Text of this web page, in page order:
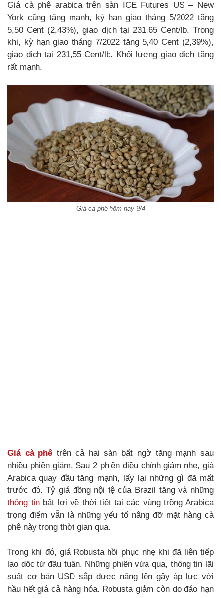
Giá cà phê arabica trên sàn ICE Futures US – New
York cũng tăng mạnh, kỳ hạn giao tháng 5/2022 tăng
5,50 Cent (2,43%), giao dịch tại 231,65 Cent/lb. Trong
khi, kỳ hạn giao tháng 7/2022 tăng 5,40 Cent (2,39%),
giao dịch tại 231,55 Cent/lb. Khối lượng giao dịch tăng
rất mạnh.
Giá cà phê hôm nay 9/4
Giá cà phê trên cả hai sàn bất ngờ tăng mạnh sau
nhiều phiên giảm. Sau 2 phiên điều chỉnh giảm nhẹ, giá
Arabica quay đầu tăng mạnh, lấy lại những gì đã mất
trước đó. Tỷ giá đồng nội tệ của Brazil tăng và những
thông tinbất lợi về thời tiết tại các vùng trồng Arabica
trọng điểm vẫn là những yếu tố nâng đỡ mặt hàng cà
phê này trong thời gian qua.
Trong khi đó, giá Robusta hồi phục nhẹ khi đã liên tiếp
lao dốc từ đầu tuần. Những phiên vừa qua, thông tin lãi
suất cơ bản USD sắp được nâng lên gây áp lực với
hầu hết giá cả hàng hóa. Robusta giảm còn do đáo hạn